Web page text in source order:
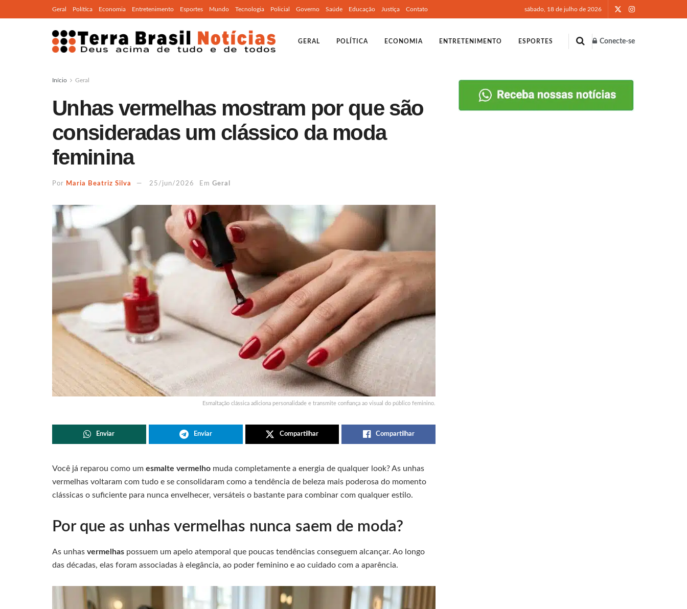
Geral Política Economia Entretenimento Esportes Mundo Tecnologia Policial Governo Saúde Educação Justiça Contato sábado, 18 de julho de 2026
GERAL POLÍTICA ECONOMIA ENTRETENIMENTO ESPORTES Conecte-se
Início Geral
Unhas vermelhas mostram por que são
consideradas um clássico da moda
feminina
Por Maria Beatriz Silva 25/jun/2026 Em Geral
Esmaltação clássica adiciona personalidade e transmite confiança ao visual do público feminino.
Enviar Enviar Compartilhar Compartilhar
Você já reparou como um esmalte vermelho muda completamente a energia de qualquer look? As unhas
vermelhas voltaram com tudo e se consolidaram como a tendência de beleza mais poderosa do momento
clássicas o suficiente para nunca envelhecer, versáteis o bastante para combinar com qualquer estilo.
Por que as unhas vermelhas nunca saem de moda?
As unhas vermelhas possuem um apelo atemporal que poucas tendências conseguem alcançar. Ao longo
das décadas, elas foram associadas à elegância, ao poder feminino e ao cuidado com a aparência.